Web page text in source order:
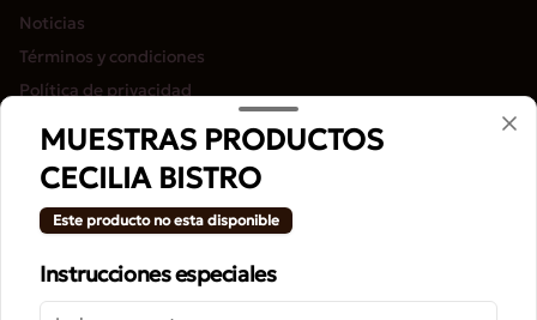
Noticias
Términos y condiciones
Política de privacidad
Redes sociales
Instagram
Facebook
Mi cuenta
MUESTRAS PRODUCTOS
CECILIA BISTRO
Este producto no esta disponible
Instrucciones especiales